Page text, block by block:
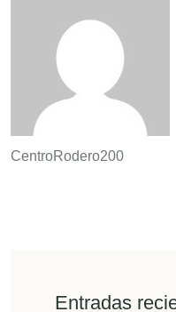
CentroRodero200
Entradas